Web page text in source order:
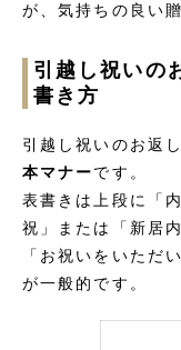
が、気持ちの良い
引越し祝いの
書き方
引越し祝いのお返
本マナーです。
表書きは上段に「
祝」または「新居
「お祝いをいただ
が一般的です。